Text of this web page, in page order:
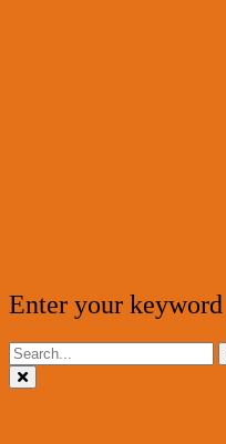
Enter your keyword